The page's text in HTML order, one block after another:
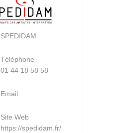
SPEDIDAM
Téléphone
01 44 18 58 58
Email
Site Web
https://spedidam.fr/